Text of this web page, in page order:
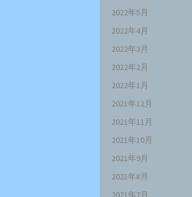
2022年5月
2022年4月
2022年3月
2022年2月
2022年1月
2021年12月
2021年11月
2021年10月
2021年9月
2021年8月
2021年7月